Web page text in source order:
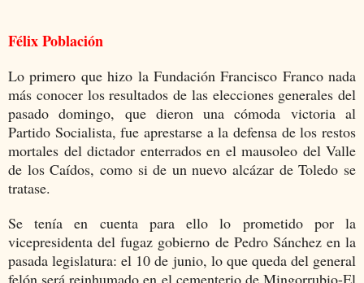
Félix Población
Lo primero que hizo la Fundación Francisco Franco nada
más conocer los resultados de las elecciones generales del
pasado domingo, que dieron una cómoda victoria al
Partido Socialista, fue aprestarse a la defensa de los restos
mortales del dictador enterrados en el mausoleo del Valle
de los Caídos, como si de un nuevo alcázar de Toledo se
tratase.
Se tenía en cuenta para ello lo prometido por la
vicepresidenta del fugaz gobierno de Pedro Sánchez en la
pasada legislatura: el 10 de junio, lo que queda del general
felón será reinhumado en el cementerio de Mingorrubio-El